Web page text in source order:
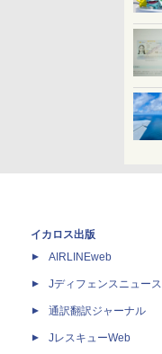
イカロス出版
AIRLINEweb
Jディフェンスニュース
通訳翻訳ジャーナル
JレスキューWeb